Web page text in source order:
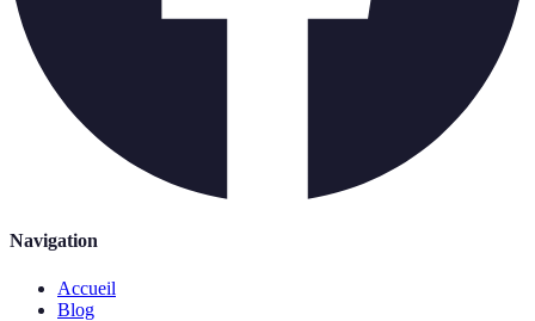
Navigation
Accueil
Blog